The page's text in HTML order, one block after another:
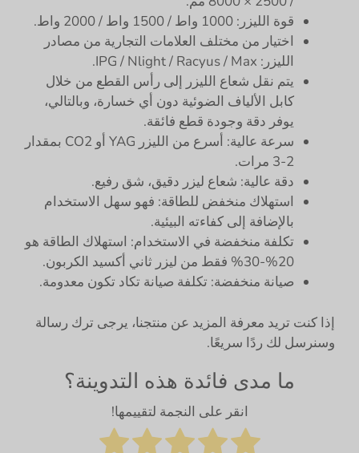
قوة الليزر: 1000 واط / 1500 واط / 2000 واط.
اختيار من مختلف العلامات التجارية من مصادر
الليزر: IPG / Nlight / Racyus / Max.
يتم نقل شعاع الليزر إلى رأس القطع من خلال
كابل الألياف الضوئية دون أي خسارة، وبالتالي،
يوفر دقة وجودة قطع فائقة.
سرعة عالية: أسرع من الليزر YAG أو CO2 بمقدار
2-3 مرات.
دقة عالية: شعاع ليزر دقيق، شق رفيع.
استهلاك منخفض للطاقة: فهو سهل الاستخدام
بالإضافة إلى كفاءته البيئية.
تكلفة منخفضة في الاستخدام: استهلاك الطاقة هو
20%-30% فقط من ليزر ثاني أكسيد الكربون.
صيانة منخفضة: تكلفة صيانة تكاد تكون معدومة.
إذا كنت تريد معرفة المزيد عن منتجنا، يرجى ترك رسالة
وسنرسل لك ردًا سريعًا.
ما مدى فائدة هذه التدوينة؟
انقر على النجمة لتقييمها!